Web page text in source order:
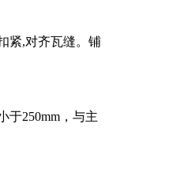
紧,对齐瓦缝。铺
于250mm，与主